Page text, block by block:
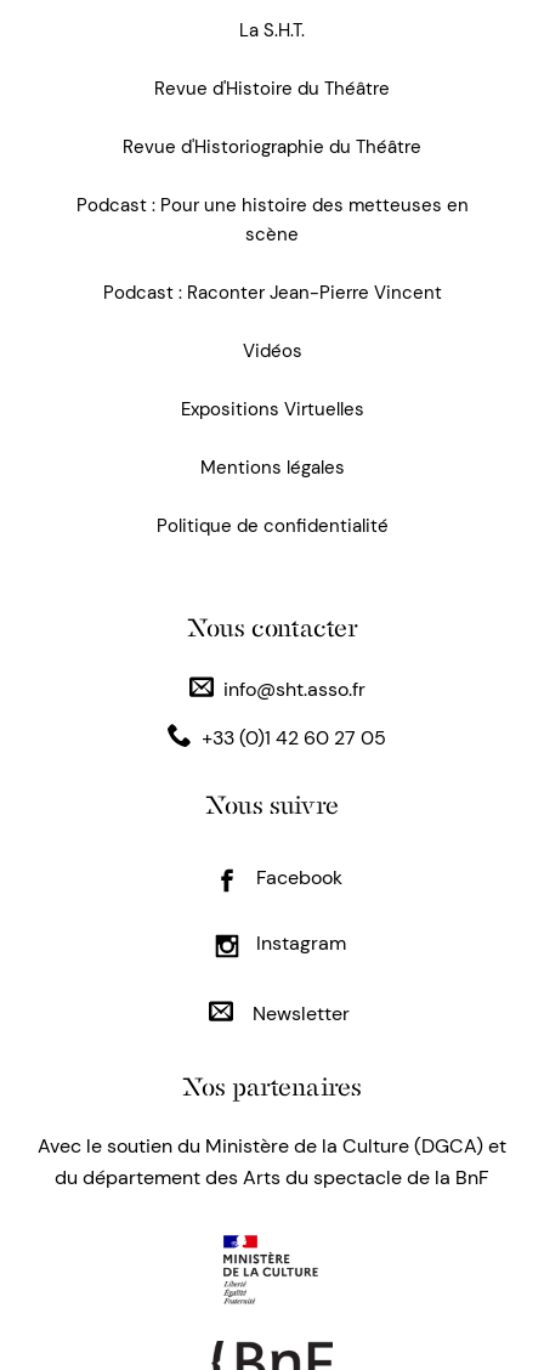
La S.H.T.
Revue d'Histoire du Théâtre
Revue d'Historiographie du Théâtre
Podcast : Pour une histoire des metteuses en
scène
Podcast : Raconter Jean-Pierre Vincent
Vidéos
Expositions Virtuelles
Mentions légales
Politique de confidentialité
Nous contacter
info@sht.asso.fr
+33 (0)1 42 60 27 05
Nous suivre
Facebook
Instagram
Newsletter
Nos partenaires
Avec le soutien du Ministère de la Culture (DGCA) et
du département des Arts du spectacle de la BnF